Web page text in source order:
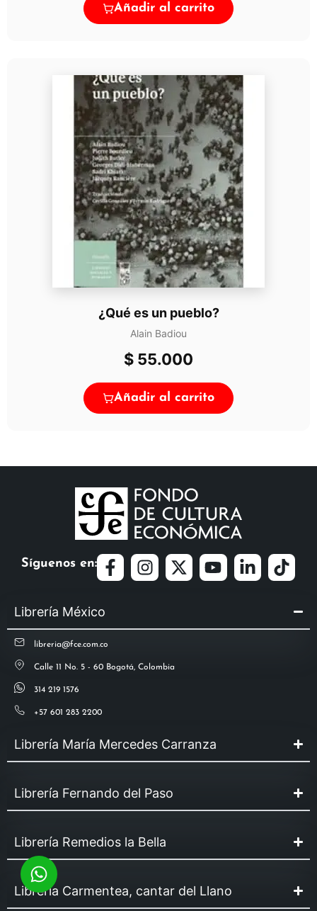
Añadir al carrito
¿Qué es un pueblo?
Alain Badiou
$ 55.000
Añadir al carrito
Síguenos en:
Librería México
libreria@fce.com.co
Calle 11 No. 5 - 60 Bogotá, Colombia
314 219 1576
+57 601 283 2200
Librería María Mercedes Carranza
Librería Fernando del Paso
Librería Remedios la Bella
Librería Carmentea, cantar del Llano